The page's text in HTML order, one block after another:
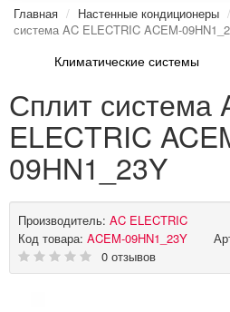
Главная Настенные кондиционеры
система AC ELECTRIC ACEM-
Климатические системы
Сплит система
ELECTRIC
09HN1_23Y
Производитель: AC ELECTRIC
Код товара: ACEM-09HN1_23Y
0 отзывов